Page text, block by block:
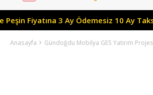
Peşin Fiyatına 3 Ay Ödemesiz 10 Ay
Anasayfa Gündoğdu Mobilya GES Yatırım